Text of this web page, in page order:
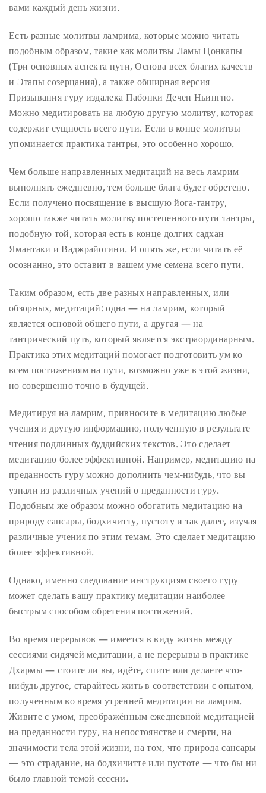
вами каждый день жизни.
Есть разные молитвы ламрима, которые можно читать
подобным образом, такие как молитвы Ламы Цонкапы
(Три основных аспекта пути, Основа всех благих качеств
и Этапы созерцания), а также обширная версия
Призывания гуру издалека Пабонки Дечен Ньингпо.
Можно медитировать на любую другую молитву, которая
содержит сущность всего пути. Если в конце молитвы
упоминается практика тантры, это особенно хорошо.
Чем больше направленных медитаций на весь ламрим
выполнять ежедневно, тем больше блага будет обретено.
Если получено посвящение в высшую йога-тантру,
хорошо также читать молитву постепенного пути тантры,
подобную той, которая есть в конце долгих садхан
Ямантаки и Ваджрайогини. И опять же, если читать её
осознанно, это оставит в вашем уме семена всего пути.
Таким образом, есть две разных направленных, или
обзорных, медитаций: одна — на ламрим, который
является основой общего пути, а другая — на
тантрический путь, который является экстраординарным.
Практика этих медитаций помогает подготовить ум ко
всем постижениям на пути, возможно уже в этой жизни,
но совершенно точно в будущей.
Медитируя на ламрим, привносите в медитацию любые
учения и другую информацию, полученную в результате
чтения подлинных буддийских текстов. Это сделает
медитацию более эффективной. Например, медитацию на
преданность гуру можно дополнить чем-нибудь, что вы
узнали из различных учений о преданности гуру.
Подобным же образом можно обогатить медитацию на
природу сансары, бодхичитту, пустоту и так далее, изучая
различные учения по этим темам. Это сделает медитацию
более эффективной.
Однако, именно следование инструкциям своего гуру
может сделать вашу практику медитации наиболее
быстрым способом обретения постижений.
Во время перерывов — имеется в виду жизнь между
сессиями сидячей медитации, а не перерывы в практике
Дхармы — стоите ли вы, идёте, спите или делаете что-
нибудь другое, старайтесь жить в соответствии с опытом,
полученным во время утренней медитации на ламрим.
Живите с умом, преображённым ежедневной медитацией
на преданности гуру, на непостоянстве и смерти, на
значимости тела этой жизни, на том, что природа сансары
— это страдание, на бодхичитте или пустоте — что бы ни
было главной темой сессии.